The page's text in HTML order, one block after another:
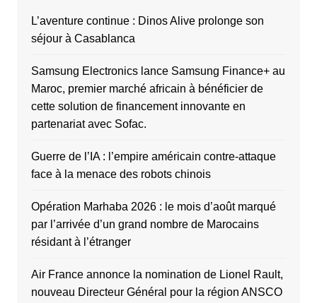
L’aventure continue : Dinos Alive prolonge son
séjour à Casablanca
Samsung Electronics lance Samsung Finance+ au
Maroc, premier marché africain à bénéficier de
cette solution de financement innovante en
partenariat avec Sofac.
Guerre de l’IA : l’empire américain contre-attaque
face à la menace des robots chinois
Opération Marhaba 2026 : le mois d’août marqué
par l’arrivée d’un grand nombre de Marocains
résidant à l’étranger
Air France annonce la nomination de Lionel Rault,
nouveau Directeur Général pour la région ANSCO